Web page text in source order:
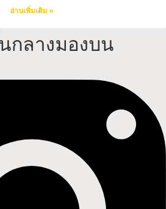
อ่านเพิ่มเติม »
ลางมองบน